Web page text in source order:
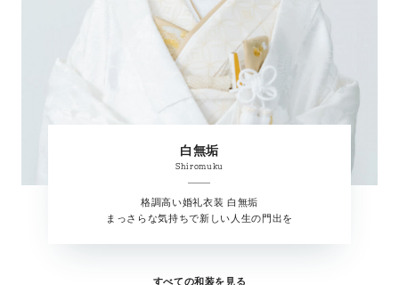
白無垢
Shiromuku
格調高い婚礼衣装 白無垢
まっさらな気持ちで新しい人生の門出を
すべての和装を見る